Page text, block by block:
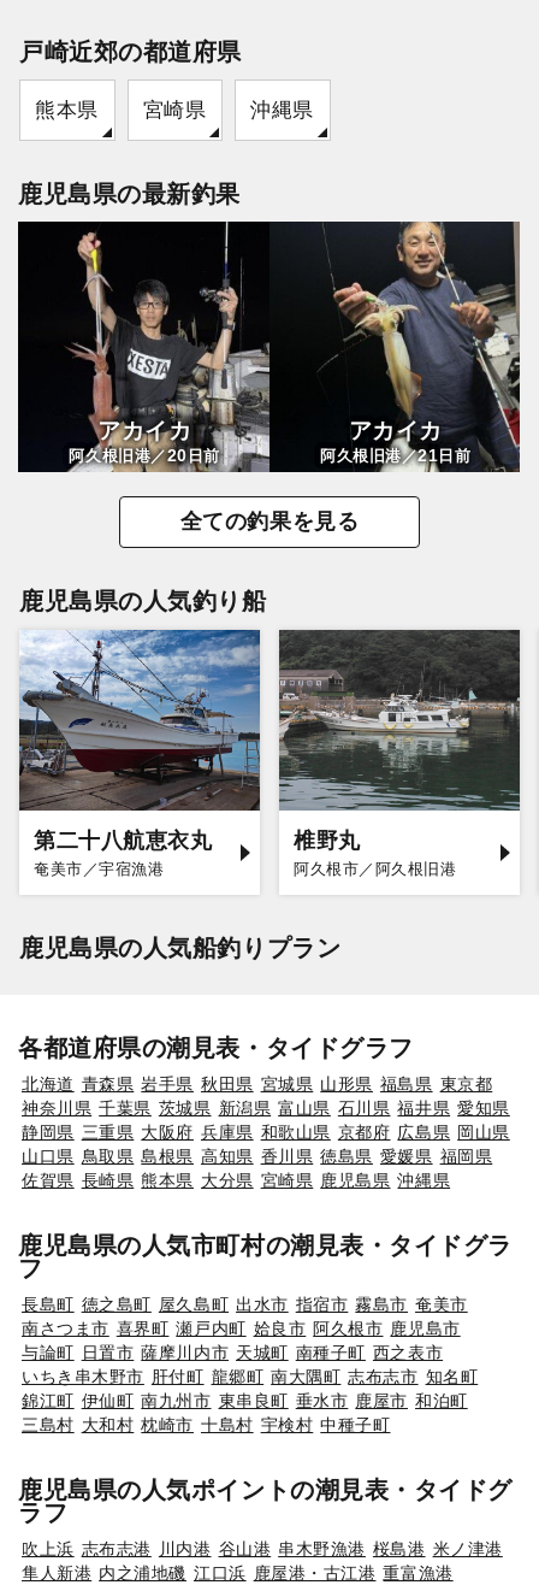
戸崎近郊の都道府県
熊本県 宮崎県 沖縄県
鹿児島県の最新釣果
アカイカ
阿久根旧港／20日前
アカイカ
阿久根旧港／21 日前
全ての釣果を見る
鹿児島県の人気釣り船
第二十八航恵衣丸
奄美市／宇宿漁港
椎野丸
阿久根市／阿久根旧港
鹿児島県の人気船釣りプラン
各都道府県の潮見表・タイドグラフ
北海道 青森県 岩手県 秋田県 宮城県 山形県 福島県 東京都
神奈川県 千葉県 茨城県 新潟県 富山県 石川県 福井県 愛知県
静岡県 三重県 大阪府 兵庫県 和歌山県 京都府 広島県 岡山県
山口県 鳥取県 島根県 高知県 香川県 徳島県 愛媛県 福岡県
佐賀県 長崎県 熊本県 大分県 宮崎県 鹿児島県 沖縄県
鹿児島県の人気市町村の潮見表・タイドグラ
フ
長島町 徳之島町 屋久島町 出水市 指宿市 霧島市 奄美市
南さつま市 喜界町 瀬戸内町 姶良市 阿久根市 鹿児島市
与論町 日置市 薩摩川内市 天城町 南種子町 西之表市
いちき串木野市 肝付町 龍郷町 南大隅町 志布志市 知名町
錦江町 伊仙町 南九州市 東串良町 垂水市 鹿屋市 和泊町
三島村 大和村 枕崎市 十島村 宇検村 中種子町
鹿児島県の人気ポイントの潮見表・タイドグ
ラフ
吹上浜 志布志港 川内港 谷山港 串木野漁港 桜島港 米ノ津港
隼人新港 内之浦地磯 江口浜 鹿屋港・古江港 重富漁港